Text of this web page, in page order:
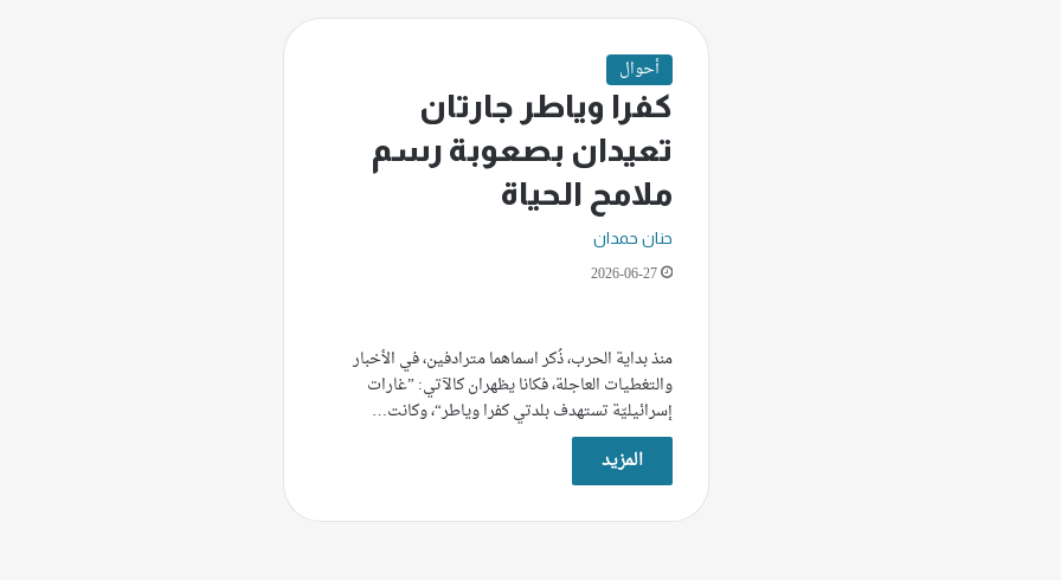
أحوال
كفرا وياطر جارتان
تعيدان بصعوبة رسم
ملامح الحياة
حنان حمدان
2026-06-27
منذ بداية الحرب، ذُكر اسماهما مترادفين، في الأخبار
والتغطيات العاجلة، فكانا يظهران كالآتي: ”غارات
إسرائيليّة تستهدف بلدتي كفرا وياطر“، وكانت…
المزيد